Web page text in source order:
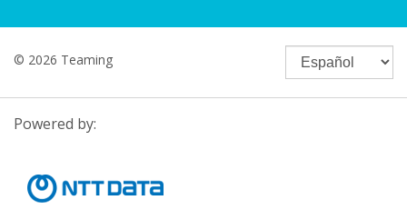
© 2026 Teaming
Powered by: